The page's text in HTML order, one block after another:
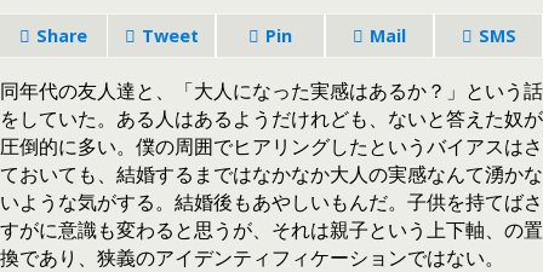
Share Tweet Pin Mail SMS
同年代の友人達と、「大人になった実感はあるか？」という話
をしていた。ある人はあるようだけれども、ないと答えた奴が
圧倒的に多い。僕の周囲でヒアリングしたというバイアスはさ
ておいても、結婚するまではなかなか大人の実感なんて湧かな
いような気がする。結婚後もあやしいもんだ。子供を持てばさ
すがに意識も変わると思うが、それは親子という上下軸、の置
換であり、狭義のアイデンティフィケーションではない。